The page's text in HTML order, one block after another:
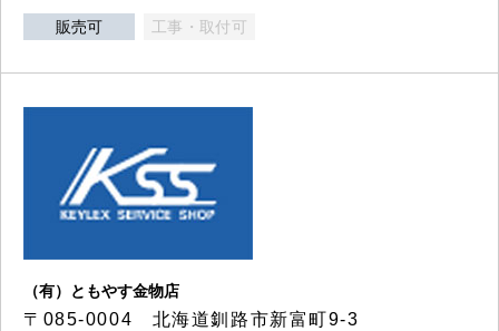
販売可 工事・取付可
（有）ともやす金物店
〒085-0004 北海道釧路市新富町9-3